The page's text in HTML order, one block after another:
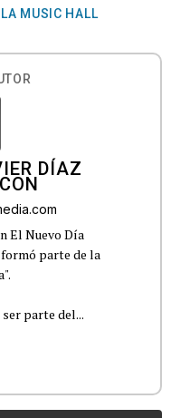
MUSIC HALL
DÍAZ
El Nuevo Día
formó parte de la
parte del...